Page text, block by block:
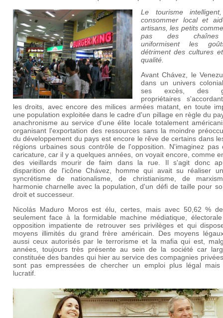
Le tourisme
consommer local et
artisans, les petits
pas des
uniformisent les
détriment des cultures
qualité.
Avant Chávez, le
dans un univers
ses excès, des
propriétaires
les droits, avec encore des milices armées matant, en toute
une population exploitée dans le cadre d'un pillage en règle du
anachronisme au service d'une élite locale totalement
organisant l'exportation des ressources sans la moindre
du développement du pays est encore le rêve de certains dans
régions urbaines sous contrôle de l'opposition. N'imaginez pas
caricature, car il y a quelques années, on voyait encore, comme
des vieillards mourir de faim dans la rue. Il s'agit donc
disparition de l'icône Chávez, homme qui avait su réaliser
syncrétisme de nationalisme, de christianisme, de
harmonie charnelle avec la population, d'un défi de taille pour
droit et successeur.
Nicolás Maduro Moros est élu, certes, mais avec 50,62 %
seulement face à la formidable machine médiatique,
opposition impatiente de retrouver ses privilèges et qui
moyens illimités du grand frère américain. Des moyens
aussi ceux autorisés par le terrorisme et la mafia qui est,
années, toujours très présente au sein de la société car
constituée des bandes qui hier au service des compagnies
sont pas empressées de chercher un emploi plus légal mais
lucratif.